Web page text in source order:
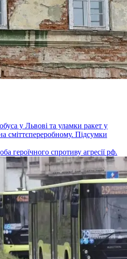
у Львові та уламки ракет у
сміттєпереробному. Підсумки
героїчного спротиву агресії рф.